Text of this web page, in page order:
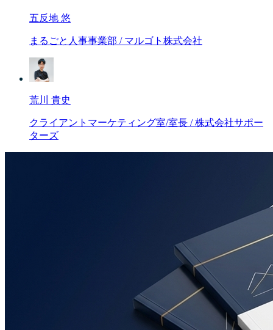
五反地 悠
まるごと人事事業部 / マルゴト株式会社
荒川 貴史
クライアントマーケティング室/室長 / 株式会社サポー
ターズ